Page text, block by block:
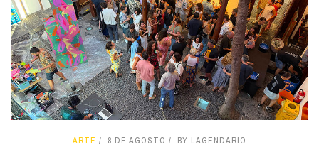
ARTE 8 DE AGOSTO BY LAGENDARIO